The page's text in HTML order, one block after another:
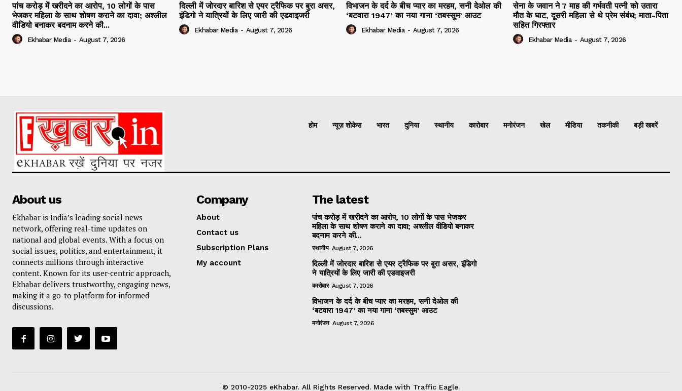
पांच करोड़ में खरीदने का आरोप, 10 लोगों के पास
भेजकर महिला के साथ शोषण कराने का दावा; अश्लील
वीडियो बनाकर बदनाम करने की...
Ekhabar Media - August 7, 2026
दिल्ली में जोरदार बारिश से एयर ट्रैफिक पर बुरा असर,
इंडिगो ने यात्रियों के लिए जारी की एडवाइजरी
Ekhabar Media - August 7, 2026
विभाजन के दर्द के बीच प्यार का मरहम, सनी देओल की
‘बटवारा 1947’ का नया गाना ‘तबस्सुम’ आउट
Ekhabar Media - August 7, 2026
सेना के जवान ने 7 माह की गर्भवती पत्नी को उतारा
मौत के घाट, दूसरी महिला से थे प्रेम संबंध; माता-पिता
सहित गिरफ्तार
Ekhabar Media - August 7, 2026
होम न्यूज़ शोकेस भारत दुनिया स्थानीय कारोबार मनोरंजन खेल मीडिया तकनीकी बड़ी खबरें
About us
Ekhabar is India’s leading social news
network, offering real-time updates on
national and global events. With a focus on
social issues, politics, and entertainment, it
connects millions through interactive
content. Known for its user-centric approach,
Ekhabar delivers trustworthy, engaging news,
making it a go-to platform for informed
discussions.
Company
About
Contact us
Subscription Plans
My account
The latest
पांच करोड़ में खरीदने का आरोप, 10 लोगों के पास भेजकर
महिला के साथ शोषण कराने का दावा; अश्लील वीडियो बनाकर
बदनाम करने की...
स्थानीय August 7, 2026
दिल्ली में जोरदार बारिश से एयर ट्रैफिक पर बुरा असर, इंडिगो
ने यात्रियों के लिए जारी की एडवाइजरी
कारोबार August 7, 2026
विभाजन के दर्द के बीच प्यार का मरहम, सनी देओल की
‘बटवारा 1947’ का नया गाना ‘तबस्सुम’ आउट
मनोरंजन August 7, 2026
© 2010-2025 eKhabar. All Rights Reserved. Made with Traffic Eagle.